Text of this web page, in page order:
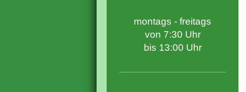
montags - freitags
von 7:30 Uhr
bis 13:00 Uhr